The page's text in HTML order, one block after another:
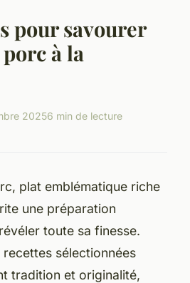
pour savourer
à la
20256 min de lecture
plat emblématique riche
une préparation
toute sa finesse.
sélectionnées
tradition et originalité,